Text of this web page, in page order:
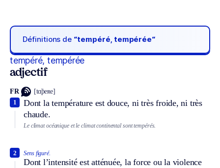
Définitions de “tempéré, tempérée“
tempéré, tempérée
adjectif
FR [tɑ̃peʀe]
Dont la température est douce, ni très froide, ni très
chaude.
1
Le climat océanique et le climat continental sont tempérés.
Sens figuré.
Dont l’intensité est atténuée, la force ou la violence
2